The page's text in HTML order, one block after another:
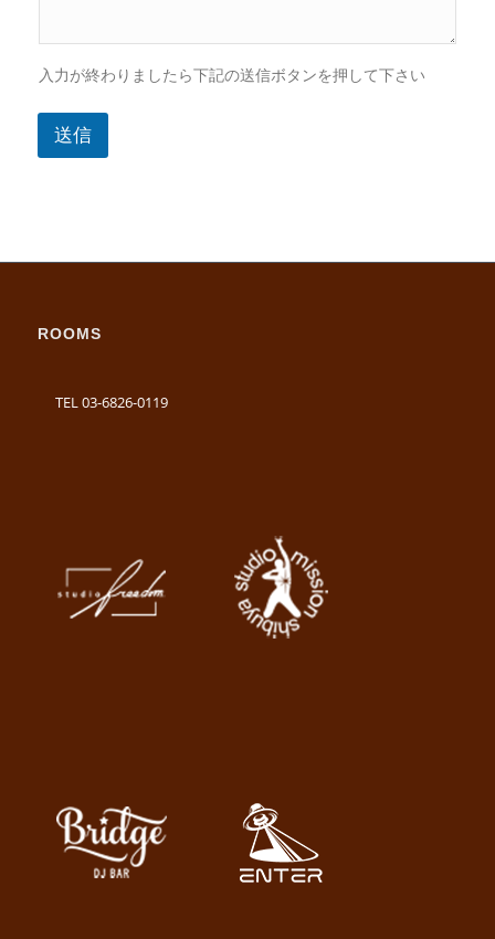
入力が終わりましたら下記の送信ボタンを押して下さい
送信
ROOMS
TEL 03-6826-0119